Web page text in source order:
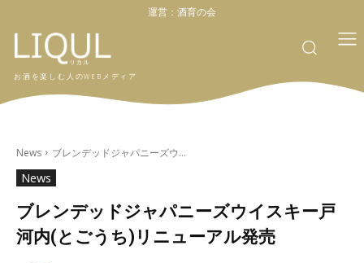
運営： 酒育の会
お酒を楽しむ人のWEBメディア
News ブレンデッドジャパニーズウ...
News
ブレンデッドジャパニーズウイスキー戸
河内(とごうち)リニューアル発売